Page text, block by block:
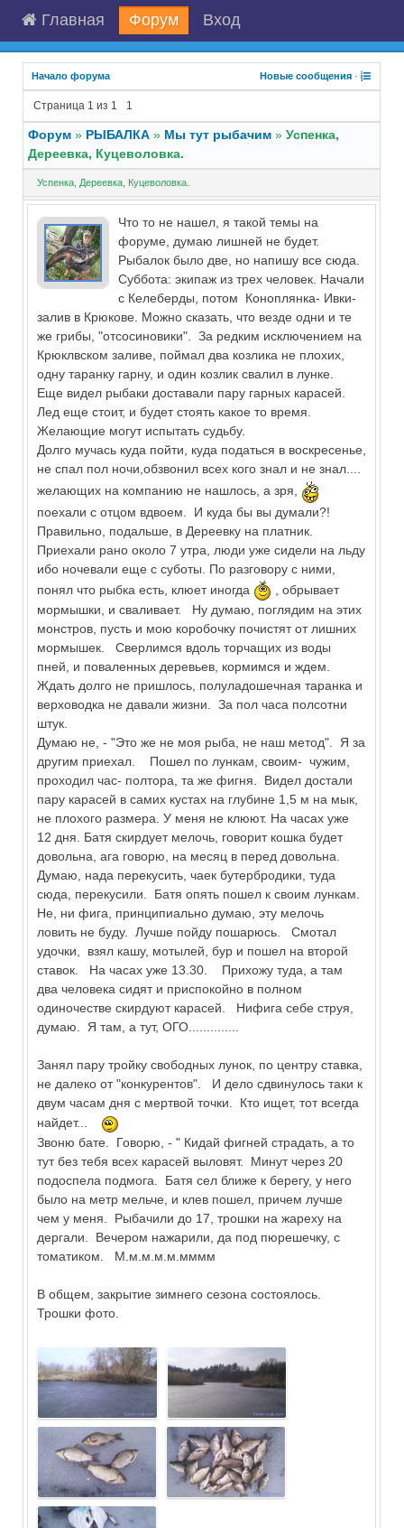
Главная Форум Вход
Начало форума Новые сообщения ·
Страница 1 из 1 1
Форум » РЫБАЛКА » Мы тут рыбачим » Успенка,
Дереевка, Куцеволовка.
Успенка, Дереевка, Куцеволовка.
Что то не нашел, я такой темы на
форуме, думаю лишней не будет.
Рыбалок было две, но напишу все сюда.
Суббота: экипаж из трех человек. Начали
с Келеберды, потом Коноплянка- Ивки-
залив в Крюкове. Можно сказать, что везде одни и те
же грибы, "отсосиновики". За редким исключением на
Крюклвском заливе, поймал два козлика не плохих,
одну таранку гарну, и один козлик свалил в лунке.
Еще видел рыбаки доставали пару гарных карасей.
Лед еще стоит, и будет стоять какое то время.
Желающие могут испытать судьбу.
Долго мучась куда пойти, куда податься в воскресенье,
не спал пол ночи,обзвонил всех кого знал и не знал....
желающих на компанию не нашлось, а зря,
поехали с отцом вдвоем. И куда бы вы думали?!
Правильно, подальше, в Дереевку на платник.
Приехали рано около 7 утра, люди уже сидели на льду
ибо ночевали еще с суботы. По разговору с ними,
понял что рыбка есть, клюет иногда
, обрывает
мормышки, и сваливает. Ну думаю, поглядим на этих
монстров, пусть и мою коробочку почистят от лишних
мормышек. Сверлимся вдоль торчащих из воды
пней, и поваленных деревьев, кормимся и ждем.
Ждать долго не пришлось, полуладошечная таранка и
верховодка не давали жизни. За пол часа полсотни
штук.
Думаю не, - "Это же не моя рыба, не наш метод". Я за
другим приехал. Пошел по лункам, своим- чужим,
проходил час- полтора, та же фигня. Видел достали
пару карасей в самих кустах на глубине 1,5 м на мык,
не плохого размера. У меня не клюют. На часах уже
12 дня. Батя скирдует мелочь, говорит кошка будет
довольна, ага говорю, на месяц в перед довольна.
Думаю, нада перекусить, чаек бутербродики, туда
сюда, перекусили. Батя опять пошел к своим лункам.
Не, ни фига, принципиально думаю, эту мелочь
ловить не буду. Лучше пойду пошарюсь. Смотал
удочки, взял кашу, мотылей, бур и пошел на второй
ставок. На часах уже 13.30. Прихожу туда, а там
два человека сидят и приспокойно в полном
одиночестве скирдуют карасей. Нифига себе струя,
думаю. Я там, а тут, ОГО..............
Занял пару тройку свободных лунок, по центру ставка,
не далеко от "конкурентов". И дело сдвинулось таки к
двум часам дня с мертвой точки. Кто ищет, тот всегда
найдет...
Звоню бате. Говорю, - " Кидай фигней страдать, а то
тут без тебя всех карасей выловят. Минут через 20
подоспела подмога. Батя сел ближе к берегу, у него
было на метр мельче, и клев пошел, причем лучше
чем у меня. Рыбачили до 17, трошки на жареху на
дергали. Вечером нажарили, да под пюрешечку, с
томатиком. М.м.м.м.м.мммм
В общем, закрытие зимнего сезона состоялось.
Трошки фото.